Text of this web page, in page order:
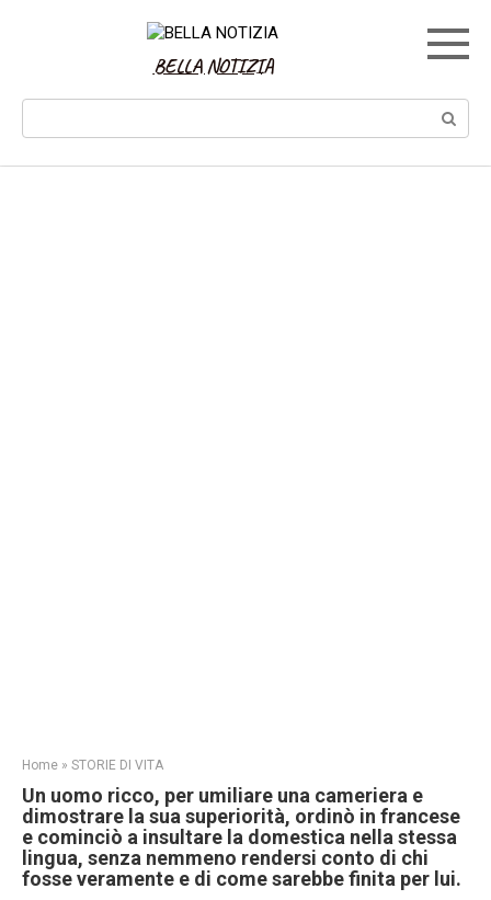
BELLA NOTIZIA
Search:
Home » STORIE DI VITA
Un uomo ricco, per umiliare una cameriera e
dimostrare la sua superiorità, ordinò in francese
e cominciò a insultare la domestica nella stessa
lingua, senza nemmeno rendersi conto di chi
fosse veramente e di come sarebbe finita per lui.